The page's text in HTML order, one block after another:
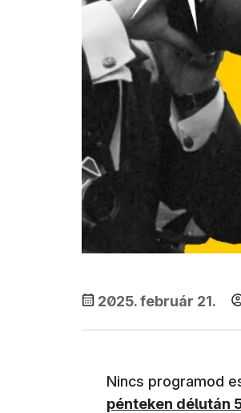
2025. február 21.
Nincs programod
pénteken délután